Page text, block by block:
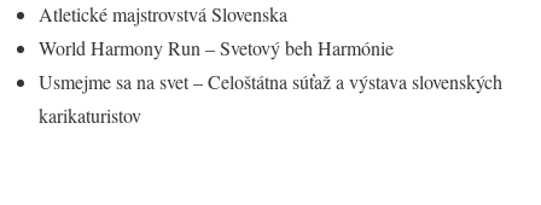
Atletické majstrovstvá Slovenska
World Harmony Run – Svetový beh Harmónie
Usmejme sa na svet – Celoštátna súťaž a výstava slovenských
karikaturistov